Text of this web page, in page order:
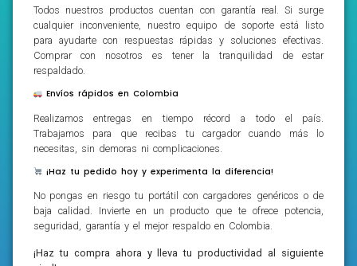
Todos nuestros productos cuentan con garantía real. Si surge
cualquier inconveniente, nuestro equipo de soporte está listo
para ayudarte con respuestas rápidas y soluciones efectivas.
Comprar con nosotros es tener la tranquilidad de estar
respaldado.
Envíos rápidos en Colombia
Realizamos entregas en tiempo récord a todo el país.
Trabajamos para que recibas tu cargador cuando más lo
necesitas, sin demoras ni complicaciones.
¡Haz tu pedido hoy y experimenta la diferencia!
No pongas en riesgo tu portátil con cargadores genéricos o de
baja calidad. Invierte en un producto que te ofrece potencia,
seguridad, garantía y el mejor respaldo en Colombia.
¡Haz tu compra ahora y lleva tu productividad al siguiente